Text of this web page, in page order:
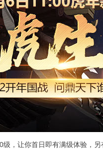
级，让你首日即有满级体验，